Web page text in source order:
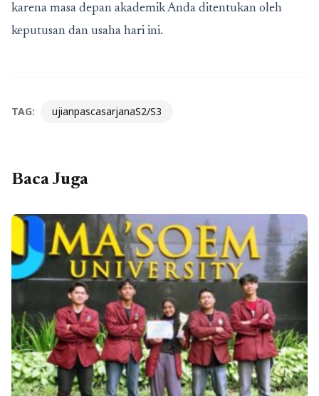
karena masa depan akademik Anda ditentukan oleh
keputusan dan usaha hari ini.
TAG: ujianpascasarjanaS2/S3
Baca Juga